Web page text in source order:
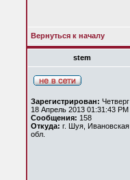
Вернуться к началу
stem
Зарегистрирован: Четверг
18 Апрель 2013 01:31:43 PM
Сообщения: 158
Откуда: г. Шуя, Ивановская
обл.